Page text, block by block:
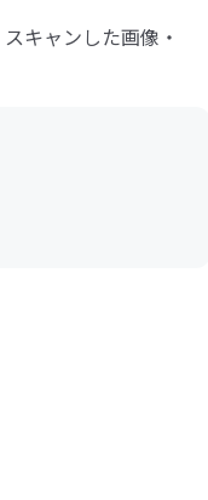
キャンした画像・